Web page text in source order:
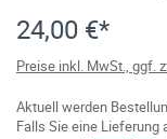
24,00 €*
Preise inkl. MwSt., ggf.
Aktuell werden
Falls Sie eine